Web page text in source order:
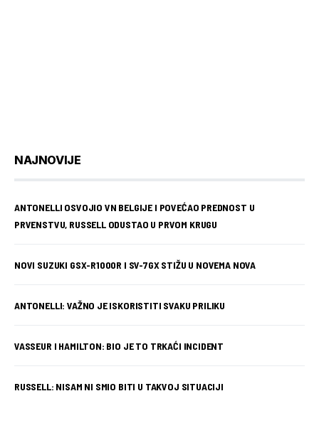
NAJNOVIJE
ANTONELLI OSVOJIO VN BELGIJE I POVEĆAO PREDNOST U
PRVENSTVU, RUSSELL ODUSTAO U PRVOM KRUGU
NOVI SUZUKI GSX-R1000R I SV-7GX STIŽU U NOVEMA NOVA
ANTONELLI: VAŽNO JE ISKORISTITI SVAKU PRILIKU
VASSEUR I HAMILTON: BIO JE TO TRKAĆI INCIDENT
RUSSELL: NISAM NI SMIO BITI U TAKVOJ SITUACIJI